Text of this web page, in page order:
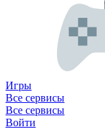
Игры
Все сервисы
Все сервисы
Войти